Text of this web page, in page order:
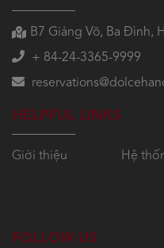
B7 Giảng Võ, Ba Đình,
+ 84-24-3365-9999
HELPFUL LINKS
Giới thiệu Hệ
FOLLOW US